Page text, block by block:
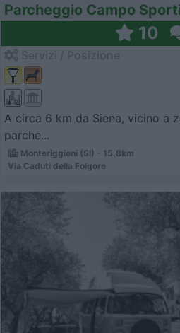
Parcheggio Campo
10
A circa 6 km da Siena, vicino a
parche...
Monteriggioni (SI) - 15.8km
Via Caduti della Folgore